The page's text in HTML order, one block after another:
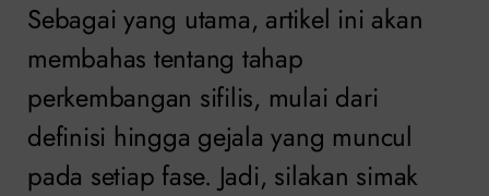
Sebagai yang utama, artikel ini akan
membahas tentang tahap
perkembangan sifilis, mulai dari
definisi hingga gejala yang muncul
pada setiap fase. Jadi, silakan simak